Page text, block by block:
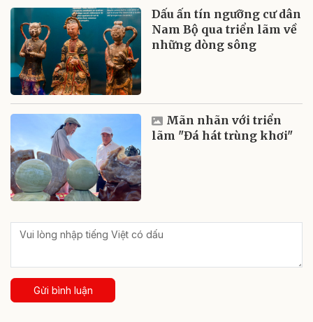
Dấu ấn tín ngưỡng cư dân
Nam Bộ qua triển lãm về
những dòng sông
Mãn nhãn với triển
lãm "Đá hát trùng khơi"
Gửi bình luận